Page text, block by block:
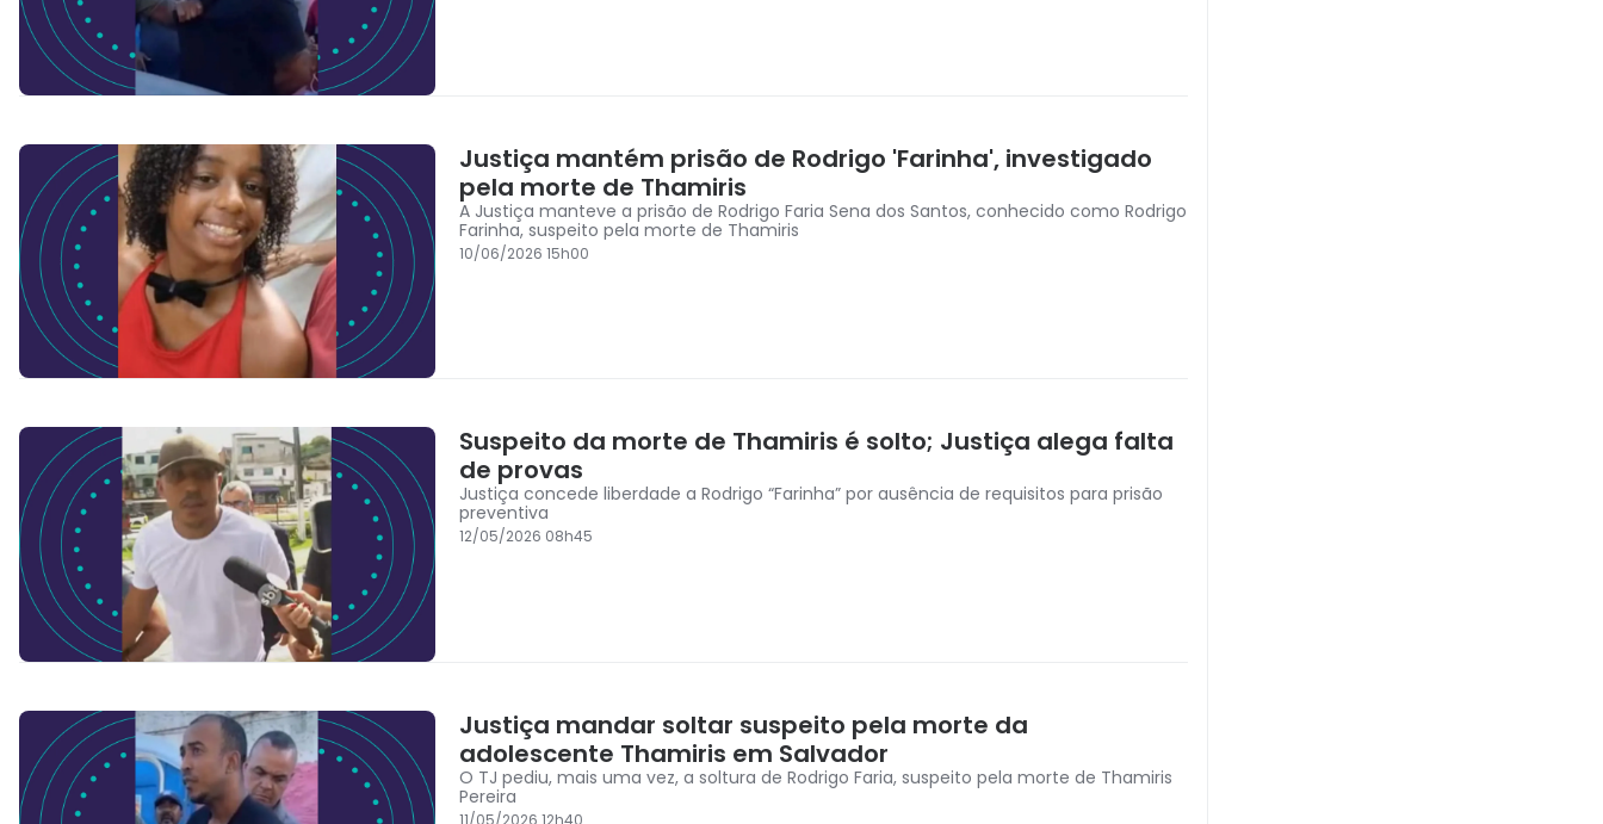
Justiça mantém prisão de Rodrigo 'Farinha', investigado
pela morte de Thamiris
A Justiça manteve a prisão de Rodrigo Faria Sena dos Santos, conhecido como Rodrigo
Farinha, suspeito pela morte de Thamiris
10/06/2026 15h00
Suspeito da morte de Thamiris é solto; Justiça alega falta
de provas
Justiça concede liberdade a Rodrigo “Farinha” por ausência de requisitos para prisão
preventiva
12/05/2026 08h45
Justiça mandar soltar suspeito pela morte da
adolescente Thamiris em Salvador
O TJ pediu, mais uma vez, a soltura de Rodrigo Faria, suspeito pela morte de Thamiris
Pereira
11/05/2026 12h40